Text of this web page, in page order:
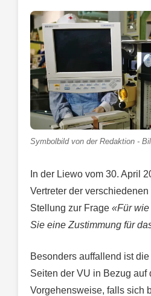
Symbolbild von der Redaktion -
In der Liewo vom 30. April
Vertreter der
Stellung zur Frage «Für
Sie eine Zustimmung für
Besonders auffallend ist
Seiten der VU in Bezug auf
Vorgehensweise, falls sich